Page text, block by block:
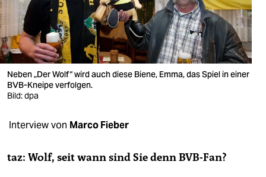
wahrheit
verlag
verlag
veranstaltungen
unterstützen
Neben „Der Wolf“ wird auch diese Biene, Emma, das Spiel in einer
BVB-Kneipe verfolgen.
Bild: dpa
Interview von Marco Fieber
taz: Wolf, seit wann sind Sie denn BVB-Fan?